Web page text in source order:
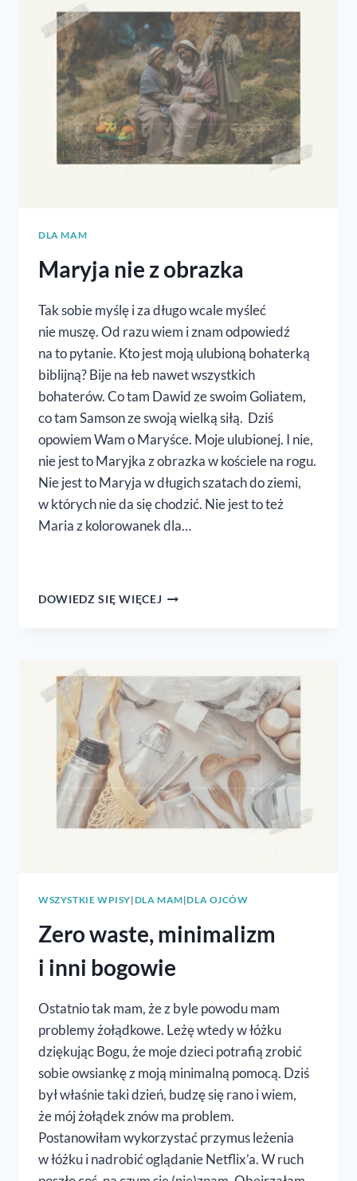
DLA MAM
Maryja nie z obrazka
Tak sobie myślę i za długo wcale myśleć
nie muszę. Od razu wiem i znam odpowiedź
na to pytanie. Kto jest moją ulubioną bohaterką
biblijną? Bije na łeb nawet wszystkich
bohaterów. Co tam Dawid ze swoim Goliatem,
co tam Samson ze swoją wielką siłą. Dziś
opowiem Wam o Maryśce. Moje ulubionej. I nie,
nie jest to Maryjka z obrazka w kościele na rogu.
Nie jest to Maryja w długich szatach do ziemi,
w których nie da się chodzić. Nie jest to też
Maria z kolorowanek dla…
DOWIEDZ SIĘ WIĘCEJ MARYJA
WSZYSTKIE WPISY|DLA MAM|DLA OJCÓW
Zero waste, minimalizm
i inni bogowie
Ostatnio tak mam, że z byle powodu mam
problemy żołądkowe. Leżę wtedy w łóżku
dziękując Bogu, że moje dzieci potrafią zrobić
sobie owsiankę z moją minimalną pomocą. Dziś
był właśnie taki dzień, budzę się rano i wiem,
że mój żołądek znów ma problem.
Postanowiłam wykorzystać przymus leżenia
w łóżku i nadrobić oglądanie Netflix’a. W ruch